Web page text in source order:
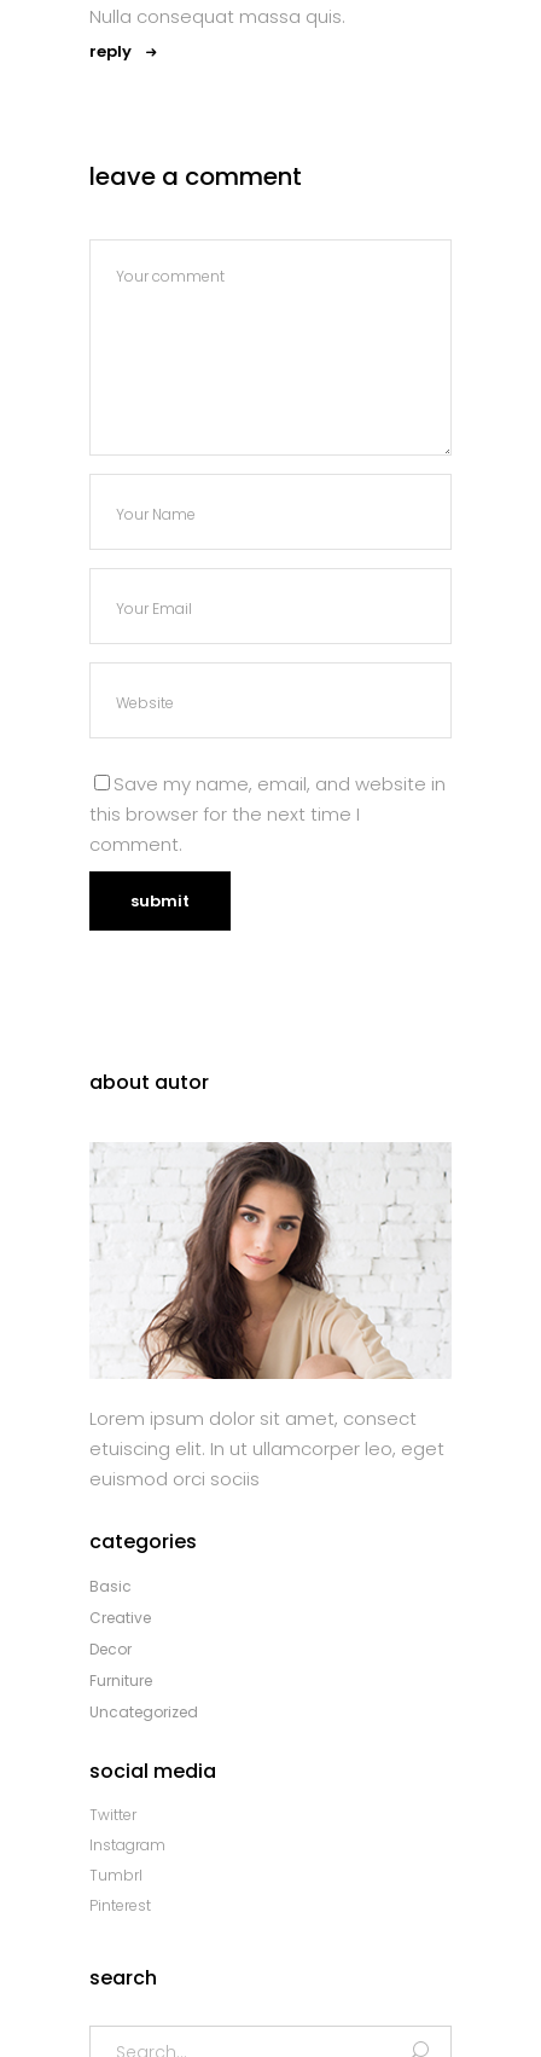
Nulla consequat massa quis.
reply
leave a comment
Save my name, email, and website in
this browser for the next time I
comment.
about autor
Lorem ipsum dolor sit amet, consect
etuiscing elit. In ut ullamcorper leo, eget
euismod orci sociis
categories
Basic
Creative
Decor
Furniture
Uncategorized
social media
Twitter
Instagram
Tumbrl
Pinterest
search
Search